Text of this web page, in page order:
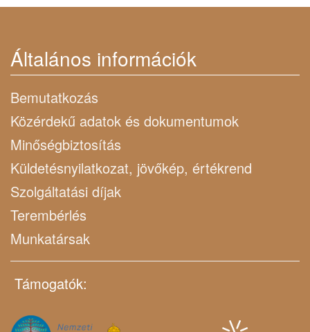
Általános információk
Bemutatkozás
Közérdekű adatok és dokumentumok
Minőségbiztosítás
Küldetésnyilatkozat, jövőkép, értékrend
Szolgáltatási díjak
Terembérlés
Munkatársak
Támogatók: